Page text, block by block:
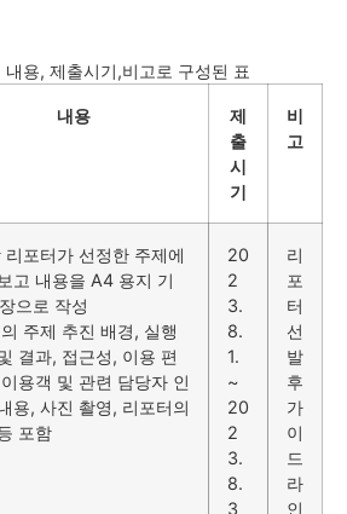
내용, 제출시기,비고로 구성된 표
내용
제
출
시
기
비
고
리포터가 선정한 주제에
고 내용을 A4 용지 기
으로 작성
의 주제 추진 배경, 실행
결과, 접근성, 이용 편
용객 및 관련 담당자 인
용, 사진 촬영, 리포터의
포함
20
2
3.
8.
1.
~
20
2
3.
8.
3
리
포
터
선
발
후
가
이
드
라
인